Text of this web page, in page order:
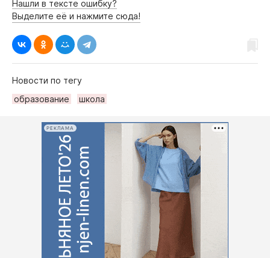
Нашли в тексте ошибку?
Выделите её и нажмите сюда!
Новости по тегу
образование
школа
РЕКЛАМА